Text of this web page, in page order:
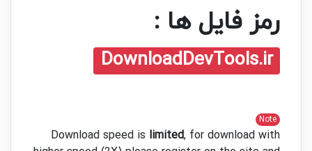
رمز فایل ها :
DownloadDevTools.ir
Note
Download speed is limited, for download with